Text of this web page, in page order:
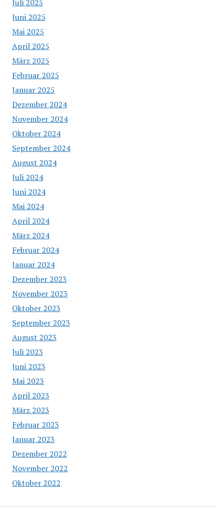
Juli 2025
Juni 2025
Mai 2025
April 2025
März 2025
Februar 2025
Januar 2025
Dezember 2024
November 2024
Oktober 2024
September 2024
August 2024
Juli 2024
Juni 2024
Mai 2024
April 2024
März 2024
Februar 2024
Januar 2024
Dezember 2023
November 2023
Oktober 2023
September 2023
August 2023
Juli 2023
Juni 2023
Mai 2023
April 2023
März 2023
Februar 2023
Januar 2023
Dezember 2022
November 2022
Oktober 2022